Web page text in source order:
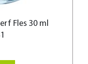
Fles 30 ml